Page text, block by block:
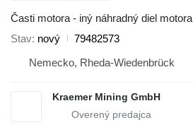
Časti motora - iný náhradný diel motora
Stav nový
79482573
Nemecko, Rheda-Wiedenbrück
Kraemer Mining GmbH